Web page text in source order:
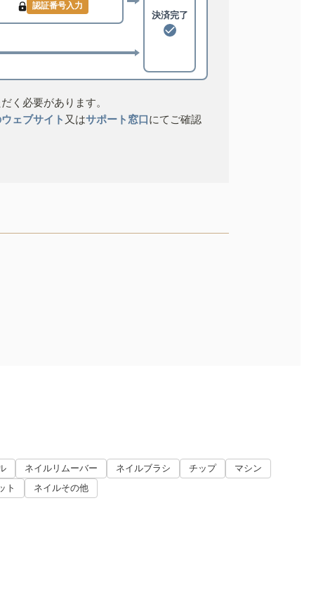
認証番号入力
決済完了
く必要があります。
ェブサイト 又はサポート窓口にてご確認
ネイルリムーバー ネイルブラシ チップ
マシン
ト ネイルその他